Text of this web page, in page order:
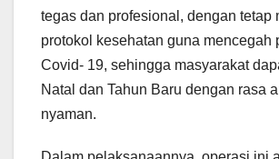
tegas dan profesional, dengan tetap
protokol kesehatan guna mencegah
Covid- 19, sehingga masyarakat
Natal dan Tahun Baru dengan rasa
nyaman.